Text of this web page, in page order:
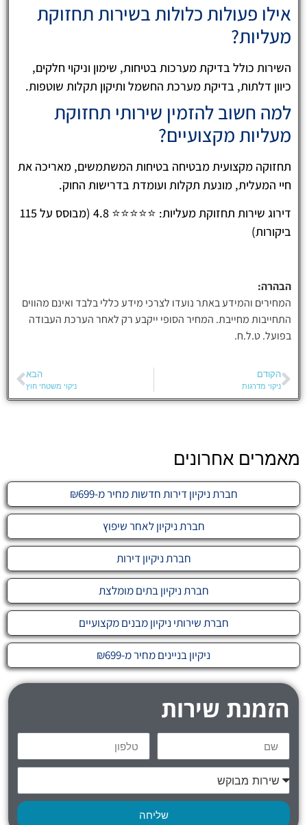
אילו פעולות כלולות בשירות תחזוקת
מעליות?
השירות כולל בדיקת מערכות בטיחות, שימון וניקוי חלקים,
כיוון דלתות, בדיקת מערכת החשמל ותיקון תקלות שוטפות.
למה חשוב להזמין שירותי תחזוקת
מעליות מקצועיים?
תחזוקה מקצועית מבטיחה בטיחות המשתמשים, מאריכה את
חיי המעלית, מונעת תקלות ועומדת בדרישות החוק.
דירוג שירות תחזוקת מעליות: ⭐⭐⭐⭐⭐ 4.8 (מבוסס על 115
ביקורות)
הבהרה:
המחירים והמידע באתר נועדו לצרכי מידע כללי בלבד ואינם מהווים
התחייבות מחייבת. המחיר הסופי ייקבע רק לאחר הערכת העבודה
בפועל. ט.ל.ח.
הקודם
ניקוי מדרגות
הבא
ניקוי משטחי חוץ
מאמרים אחרונים
חברת ניקיון דירות חדשות מחיר מ-₪699
חברת ניקיון לאחר שיפוץ
חברת ניקיון דירות
חברת ניקיון בתים מומלצת
חברת שירותי ניקיון מבנים מקצועיים
ניקיון בניינים מחיר מ-₪699
הזמנת שירות
שליחה